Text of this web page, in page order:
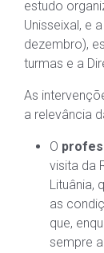
estudo
Unisseixal, e
dezembro),
turmas e a
As
a relevância
O
visita da
Lituânia,
as
que,
sempre